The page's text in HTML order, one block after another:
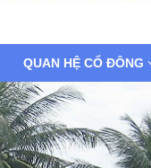
QUAN HỆ CỔ ĐÔNG